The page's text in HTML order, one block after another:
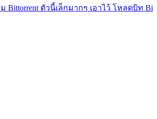
Bittorrent ตัวนี้เล็กมากๆ เอาไว้ โหลดบิท Bi